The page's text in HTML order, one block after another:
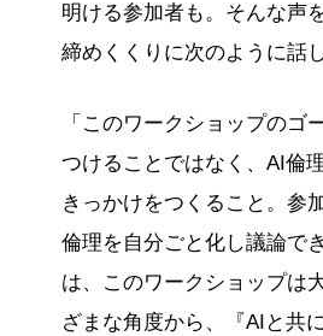
明ける参加者も。そんな声
締めくくりに次のように話
「このワークショップのゴ
つけることではなく、AI倫
きっかけをつくること。参
倫理を自分ごと化し議論で
は、このワークショップは
ざまな角度から、『AIと共